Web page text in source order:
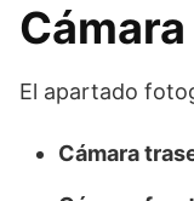
El apartado
Cámara